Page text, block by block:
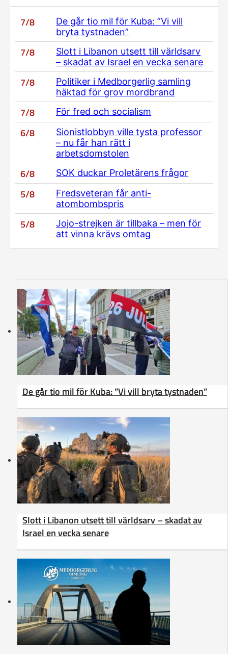
7/8
De går tio mil för Kuba: ”Vi vill
bryta tystnaden”
7/8
Slott i Libanon utsett till världsarv
– skadat av Israel en vecka senare
7/8
Politiker i Medborgerlig samling
häktad för grov mordbrand
7/8 För fred och socialism
6/8
Sionistlobbyn ville tysta professor
– nu får han rätt i
arbetsdomstolen
6/8 SOK duckar Proletärens frågor
5/8
Fredsveteran får anti-
atombombspris
5/8
Jojo-strejken är tillbaka – men för
att vinna krävs omtag
De går tio mil för Kuba: ”Vi vill bryta tystnaden”
Slott i Libanon utsett till världsarv – skadat av
Israel en vecka senare